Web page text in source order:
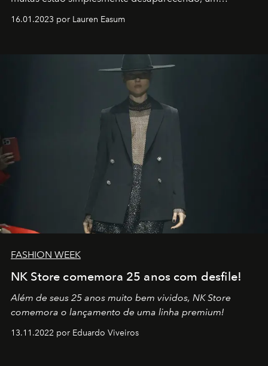
transportador AMTD abrindo caminho para muitos
por propósitos, com um claro senso de missão na vida e
16.01.2023 por Lauren Easum
FASHION WEEK
NK Store comemora 25 anos com desfile!
Além de seus 25 anos muito bem vividos, NK Store
comemora o lançamento de uma linha premium!
13.11.2022 por Eduardo Viveiros